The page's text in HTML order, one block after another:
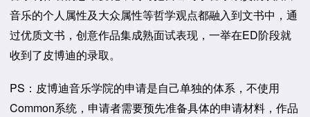
音乐的个人属性及大众属性等哲学观点都融入到文书中，通
过优质文书，创意作品集成熟面试表现，一举在ED阶段就
收到了皮博迪的录取。
PS：皮博迪音乐学院的申请是自己单独的体系，不使用
Common系统，申请者需要预先准备具体的申请材料，作品